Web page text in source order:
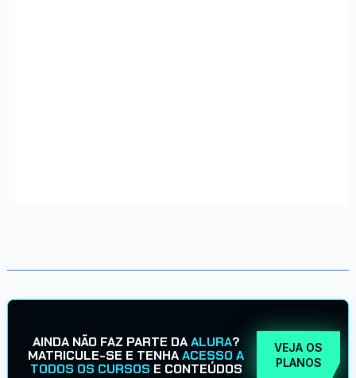
AINDA NÃO FAZ PARTE DAALURA?
MATRICULE-SE E TENHAACESSO A
TODOS OS CURSOS E CONTEÚDOS
VEJA OS
PLANOS